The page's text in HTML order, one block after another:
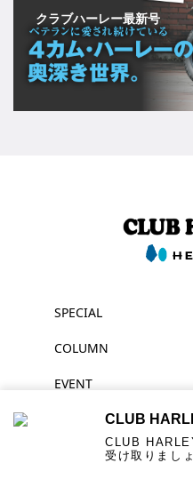
クラブハーレー最新号
SPECIAL
COLUMN
EVENT
MAGAZINECLUB
CLUB
受け取りまし